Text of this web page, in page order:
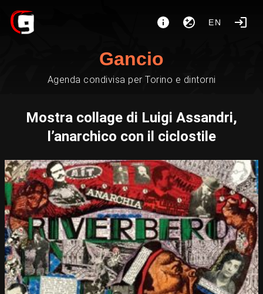
EN
Gancio
Agenda condivisa per Torino e dintorni
Mostra collage di Luigi Assandri,
l’anarchico con il ciclostile